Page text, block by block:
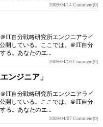
2009/04/14 Comment(0)
IT自分戦略研究所エンジニアライ
開している。ここでは、＠IT自分
る。あなたのエ...
2009/04/10 Comment(0)
ンジニア」
IT自分戦略研究所エンジニアライ
開している。ここでは、＠IT自分
る。あなたのエ...
2009/04/07 Comment(0)